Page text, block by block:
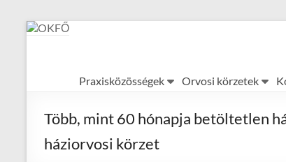
Skip
Praxisközösségek Orvosi körzetek
Több, mint 60 hónapja betöltetlen
háziorvosi körzet